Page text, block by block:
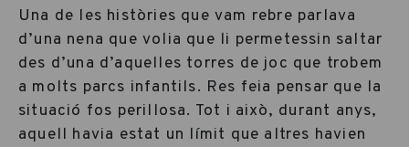
Una de les històries que vam rebre parlava
d’una nena que volia que li permetessin saltar
des d’una d’aquelles torres de joc que trobem
a molts parcs infantils. Res feia pensar que la
situació fos perillosa. Tot i això, durant anys,
aquell havia estat un límit que altres havien